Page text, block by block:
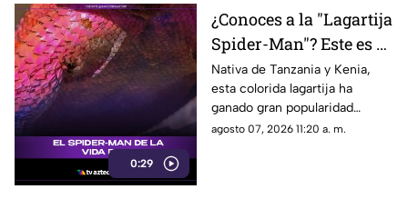
0:29
¿Conoces a la "Lagartija
Spider-Man"? Este es el
reptil con los colores
del superhéroe
Nativa de Tanzania y Kenia,
esta colorida lagartija ha
ganado gran popularidad
debido a su increíble parecido
agosto 07, 2026 11:20 a. m.